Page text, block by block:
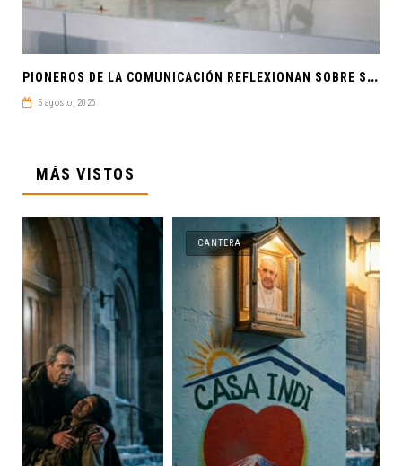
P
IONEROS DE LA COMUNICACIÓN REFLEXIONAN SOBRE SOBERANÍA CULTURAL Y JUSTICIA EN ALAIC 2026
5 agosto, 2026
MÁS VISTOS
CANTERA